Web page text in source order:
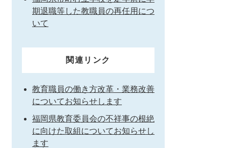
期退職等した教職員の再任用につ
いて
関連リンク
教育職員の働き方改革・業務改善
についてお知らせします
福岡県教育委員会の不祥事の根絶
に向けた取組についてお知らせし
ます